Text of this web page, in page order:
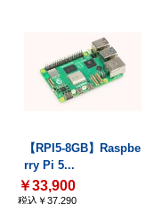
【RPI5-8GB】Raspbe
rry Pi 5...
￥33,900
税込￥37,290